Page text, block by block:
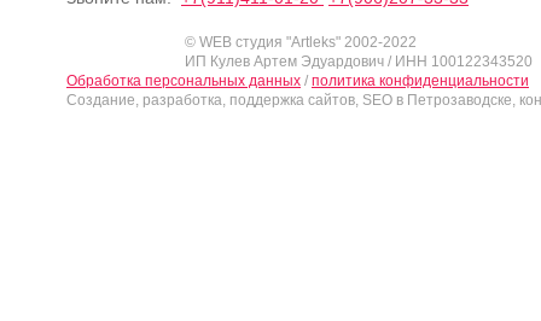
© WEB студия "Artleks" 2002-2022
ИП Кулев Артем Эдуардович / ИНН 100122343520
Обработка персональных данных / политика конфиденциальности
Создание, разработка, поддержка сайтов, SEO в Петрозаводске,